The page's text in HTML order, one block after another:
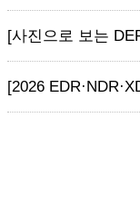
[사진으로 보는
[2026